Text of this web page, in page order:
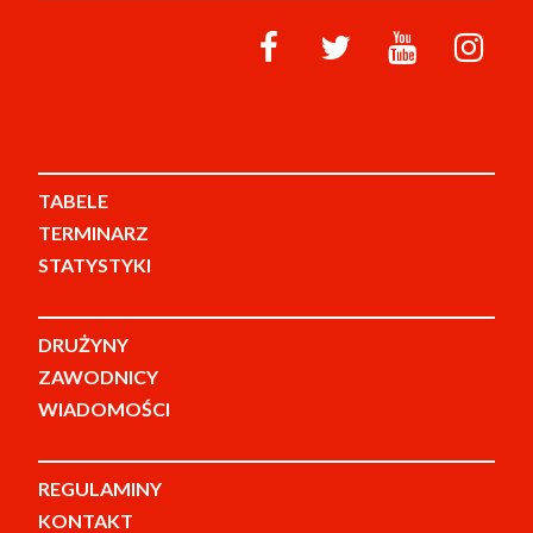
TABELE
TERMINARZ
STATYSTYKI
DRUŻYNY
ZAWODNICY
WIADOMOŚCI
REGULAMINY
KONTAKT